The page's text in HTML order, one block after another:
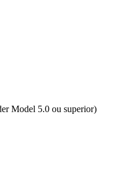
Model 5.0 ou superior)